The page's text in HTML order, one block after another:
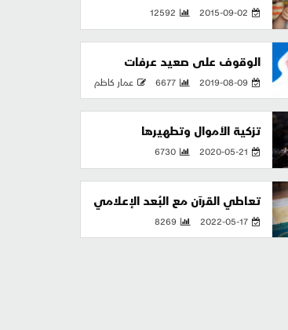
2015-09-02
12592
الوقوف على صعيد عرفات
2019-08-09
6677 عمار كاظم
تزكية الأموال وتطهيرها
2020-05-21
6730
تعاطي القرآن مع البُعد الإعلامي
2022-05-17
8269